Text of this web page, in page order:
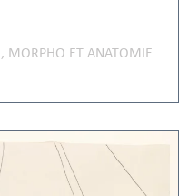
, MORPHO ET ANATOMIE